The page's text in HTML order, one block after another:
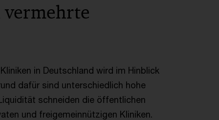
in Deutschland wird im Hinblick
dafür sind unterschiedlich hohe
schneiden die öffentlichen
und freigemeinnützigen Kliniken.